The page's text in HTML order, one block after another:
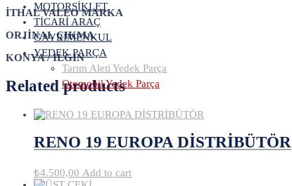
MOTORSİKLET
TİCARİ ARAÇ
GAYRİMENKUL
YEDEK PARÇA
Tarım Aleti Yedek Parça
Otomobil Yedek Parça
İTHAL VALEO MARKA
ORJİNAL ÇIKMA
KONYA / ILGIN
Related products
RENO 19 EUROPA DİSTRİBÜTÖR
₺4.500,00 Add to cart